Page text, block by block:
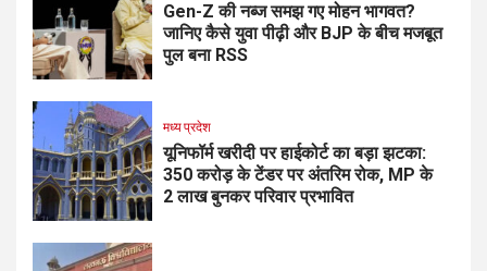
Gen-Z की नब्ज समझ गए मोहन भागवत?
जानिए कैसे युवा पीढ़ी और BJP के बीच मजबूत
पुल बना RSS
मध्य प्रदेश
यूनिफॉर्म खरीदी पर हाईकोर्ट का बड़ा झटका:
350 करोड़ के टेंडर पर अंतरिम रोक, MP के
2 लाख बुनकर परिवार प्रभावित